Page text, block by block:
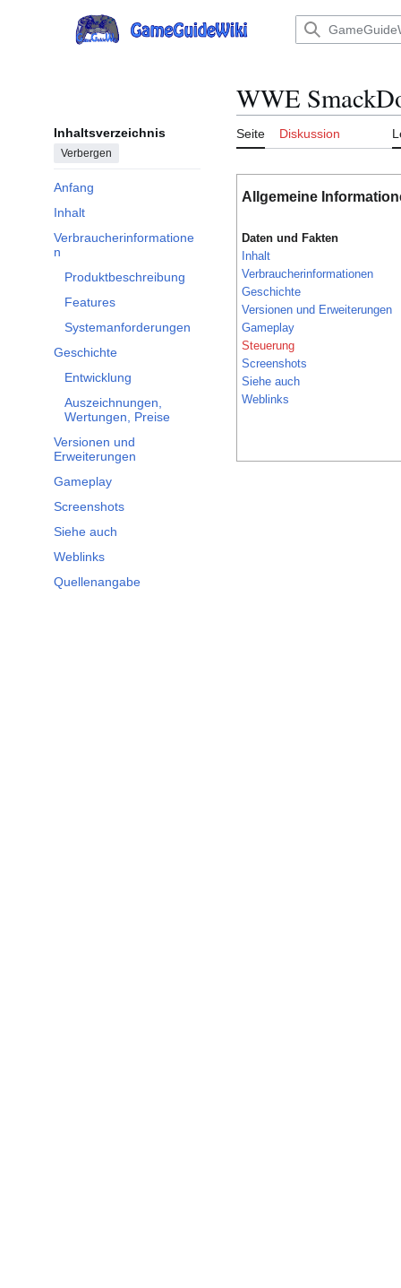
Hauptmenü
Inhaltsverzeichnis
Verbergen
Anfang
Inhalt
Verbraucherinformatione
n
Unterabschnitt Verbraucherinformationen umschalten
Produktbeschreibung
Features
Systemanforderungen
Geschichte
Entwicklung
Auszeichnungen,
Wertungen, Preise
Versionen und
Erweiterungen
Gameplay
Screenshots
Siehe auch
Weblinks
Quellenangabe
WWE
Seite Diskussion
Allgemeine
Daten und Fakten
Inhalt
Verbraucherinformationen
Geschichte
Versionen und Erweiterungen
Gameplay
Steuerung
Screenshots
Siehe auch
Weblinks